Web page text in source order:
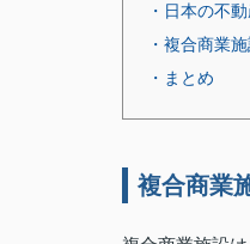
・日本の不
・複合商業
・まとめ
複合商業